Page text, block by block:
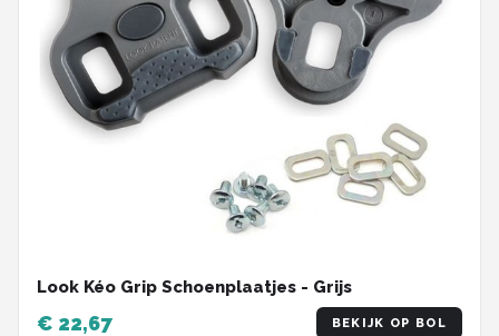
Look Kéo Grip Schoenplaatjes - Grijs
€ 22,67 BEKIJK OP BOL